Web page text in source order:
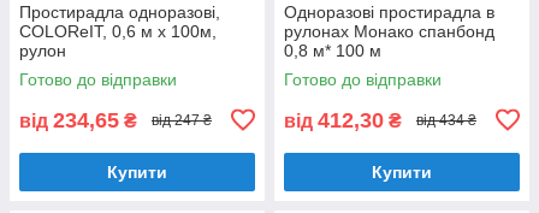
Простирадла одноразові,
COLOReIT, 0,6 м х 100м,
рулон
Готово до відправки
від 234,65 ₴ від 247 ₴
Купити
Одноразові простирадла в
рулонах Монако спанбонд
0,8 м* 100 м
Готово до відправки
від 412,30 ₴ від 434 ₴
Купити